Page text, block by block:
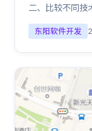
二、比较不同
东阳软件开发